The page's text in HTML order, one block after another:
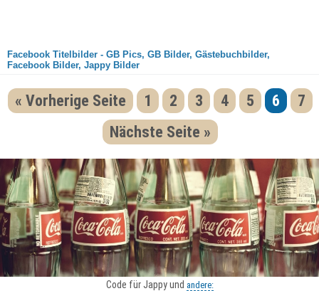
Facebook Titelbilder - GB Pics, GB Bilder, Gästebuchbilder,
Facebook Bilder, Jappy Bilder
« Vorherige Seite 1 2 3 4 5 6
7
Nächste Seite »
Code für Jappy und andere: